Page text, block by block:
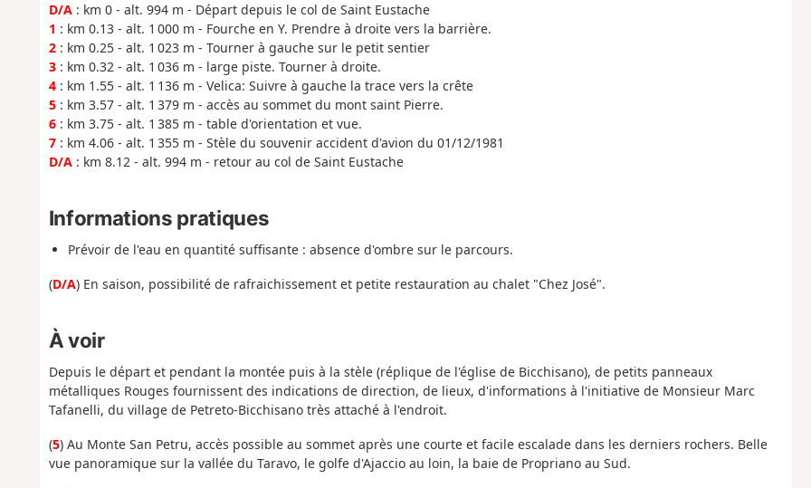
D/A: km 0 - alt. 994 m - Départ depuis le col de Saint Eustache
1 : km 0.13 - alt. 1 000 m - Fourche en Y. Prendre à droite vers la barrière.
2: km 0.25 - alt. 1 023 m - Tourner à gauche sur le petit sentier
3: km 0.32 - alt. 1 036 m - large piste. Tourner à droite.
4: km 1.55 - alt. 1 136 m - Velica: Suivre à gauche la trace vers la crête
5: km 3.57 - alt. 1 379 m - accès au sommet du mont saint Pierre.
6: km 3.75 - alt. 1 385 m - table d'orientation et vue.
7: km 4.06 - alt. 1 355 m - Stèle du souvenir accident d'avion du 01/12/1981
D/A: km 8.12 - alt. 994 m - retour au col de Saint Eustache
Informations pratiques
Prévoir de l'eau en quantité suffisante : absence d'ombre sur le parcours.
(D/A) En saison, possibilité de rafraichissement et petite restauration au chalet "Chez José".
À voir
Depuis le départ et pendant la montée puis à la stèle (réplique de l'église de Bicchisano), de petits panneaux
métalliques Rouges fournissent des indications de direction, de lieux, d'informations à l'initiative de Monsieur Marc
Tafanelli, du village de Petreto-Bicchisano très attaché à l'endroit.
(5) Au Monte San Petru, accès possible au sommet après une courte et facile escalade dans les derniers rochers. Belle
vue panoramique sur la vallée du Taravo, le golfe d'Ajaccio au loin, la baie de Propriano au Sud.